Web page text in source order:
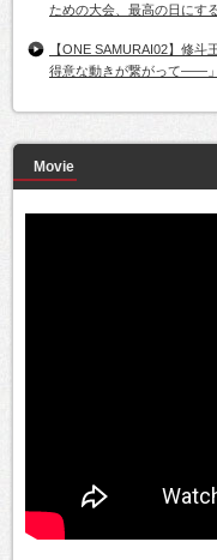
ための大会、最高の日にする
【ONE SAMURAI02】修
得意な動きが繋がって――」
Movie